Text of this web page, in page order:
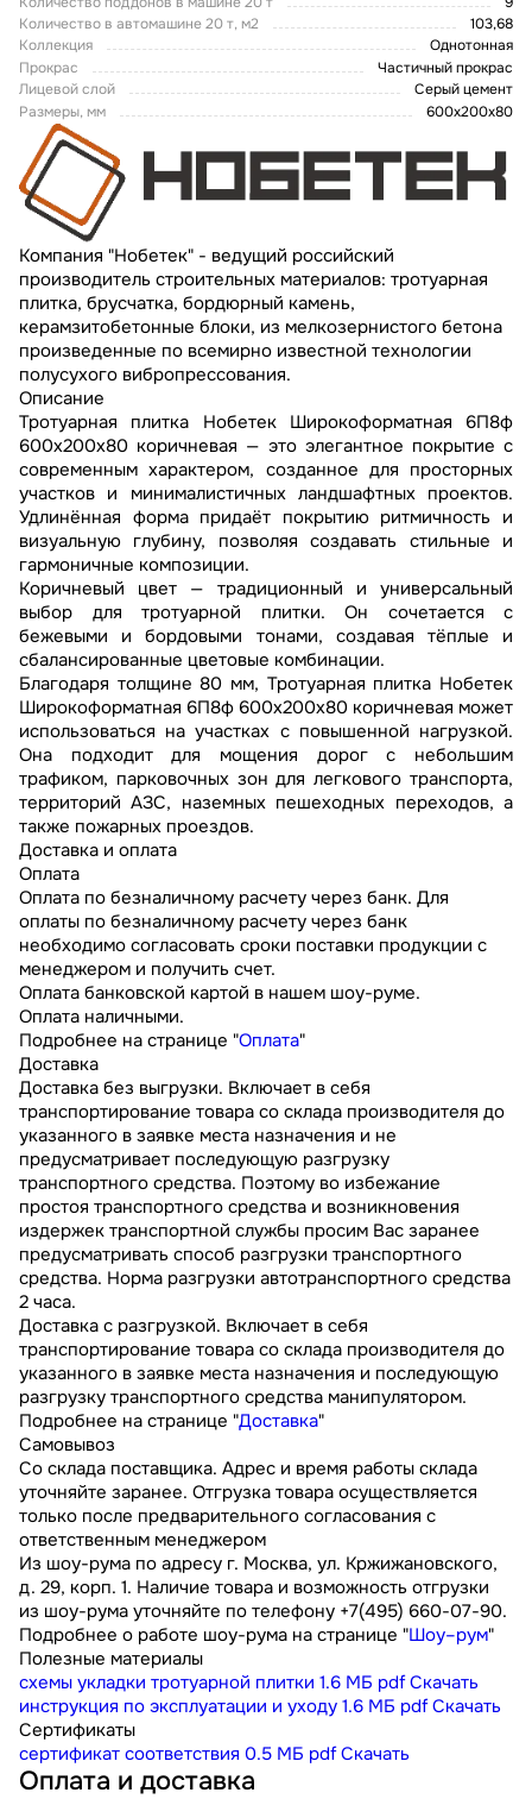
Количество в автомашине 20 т, м2
103,68
Коллекция
Однотонная
Прокрас
Частичный прокрас
Лицевой слой
Серый цемент
Размеры, мм
600х200х80
Компания "Нобетек" - ведущий российский
производитель строительных материалов: тротуарная
плитка, брусчатка, бордюрный камень,
керамзитобетонные блоки, из мелкозернистого бетона
произведенные по всемирно известной технологии
полусухого вибропрессования.
Описание
Тротуарная плитка Нобетек Широкоформатная 6П8ф
600x200x80 коричневая — это элегантное покрытие с
современным характером, созданное для просторных
участков и минималистичных ландшафтных проектов.
Удлинённая форма придаёт покрытию ритмичность и
визуальную глубину, позволяя создавать стильные и
гармоничные композиции.
Коричневый цвет — традиционный и универсальный
выбор для тротуарной плитки. Он сочетается с
бежевыми и бордовыми тонами, создавая тёплые и
сбалансированные цветовые комбинации.
Благодаря толщине 80 мм, Тротуарная плитка Нобетек
Широкоформатная 6П8ф 600x200x80 коричневая может
использоваться на участках с повышенной нагрузкой.
Она подходит для мощения дорог с небольшим
трафиком, парковочных зон для легкового транспорта,
территорий АЗС, наземных пешеходных переходов, а
также пожарных проездов.
Доставка и оплата
Оплата
Оплата по безналичному расчету через банк. Для
оплаты по безналичному расчету через банк
необходимо согласовать сроки поставки продукции с
менеджером и получить счет.
Оплата банковской картой в нашем шоу-руме.
Оплата наличными.
Подробнее на странице "Оплата"
Доставка
Доставка без выгрузки. Включает в себя
транспортирование товара со склада производителя до
указанного в заявке места назначения и не
предусматривает последующую разгрузку
транспортного средства. Поэтому во избежание
простоя транспортного средства и возникновения
издержек транспортной службы просим Вас заранее
предусматривать способ разгрузки транспортного
средства. Норма разгрузки автотранспортного средства
2 часа.
Доставка с разгрузкой. Включает в себя
транспортирование товара со склада производителя до
указанного в заявке места назначения и последующую
разгрузку транспортного средства манипулятором.
Подробнее на странице "Доставка"
Самовывоз
Со склада поставщика. Адрес и время работы склада
уточняйте заранее. Отгрузка товара осуществляется
только после предварительного согласования с
ответственным менеджером
Из шоу-рума по адресу г. Москва, ул. Кржижановского,
д. 29, корп. 1. Наличие товара и возможность отгрузки
из шоу-рума уточняйте по телефону +7(495) 660-07-90.
Подробнее о работе шоу-рума на странице "Шоу–рум"
Полезные материалы
схемы укладки тротуарной плитки 1.6 МБ pdf Скачать
инструкция по эксплуатации и уходу 1.6 МБ pdf Скачать
Сертификаты
сертификат соответствия 0.5 МБ pdf Скачать
Оплата и доставка